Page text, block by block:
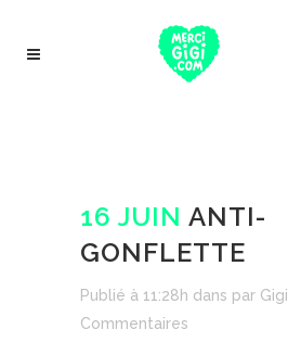
16 JUIN ANTI-
GONFLETTE
Publié à 11:28h dans par Gigi
Commentaires